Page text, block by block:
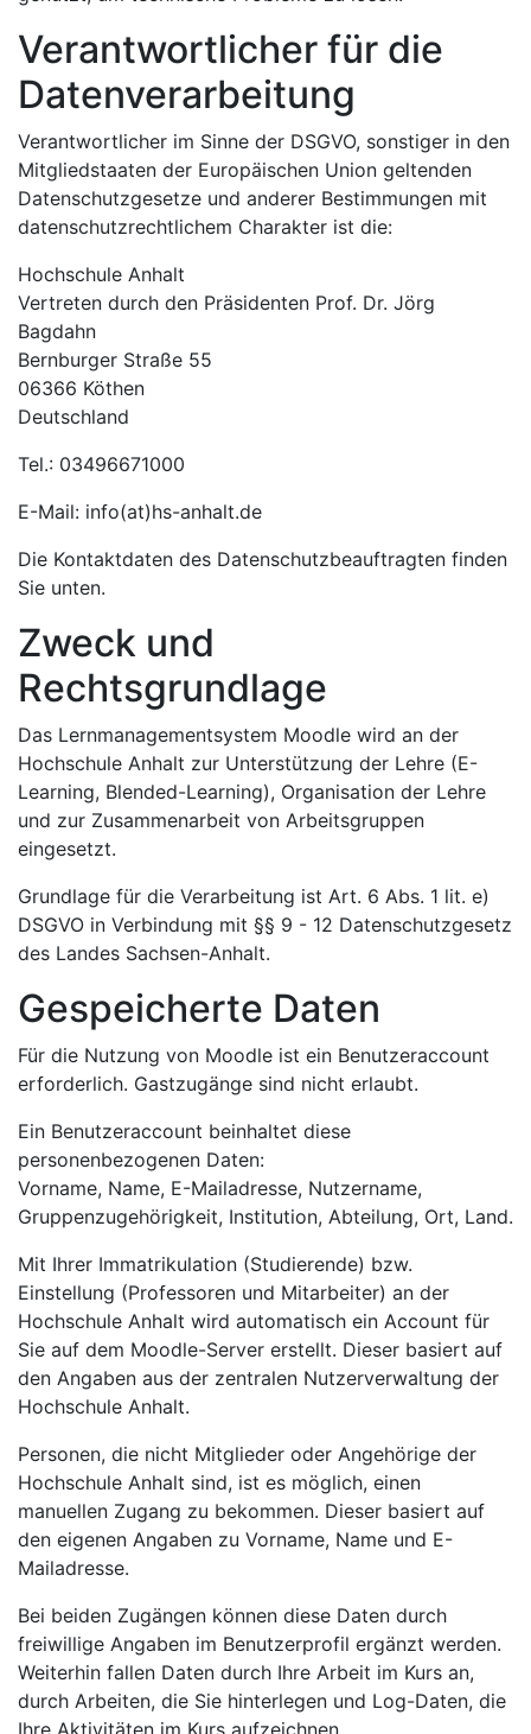
Verantwortlicher für die
Datenverarbeitung
Verantwortlicher im Sinne der DSGVO, sonstiger in den
Mitgliedstaaten der Europäischen Union geltenden
Datenschutzgesetze und anderer Bestimmungen mit
datenschutzrechtlichem Charakter ist die:
Hochschule Anhalt
Vertreten durch den Präsidenten Prof. Dr. Jörg
Bagdahn
Bernburger Straße 55
06366 Köthen
Deutschland
Tel.: 03496671000
E-Mail: info(at)hs-anhalt.de
Die Kontaktdaten des Datenschutzbeauftragten finden
Sie unten.
Zweck und
Rechtsgrundlage
Das Lernmanagementsystem Moodle wird an der
Hochschule Anhalt zur Unterstützung der Lehre (E-
Learning, Blended-Learning), Organisation der Lehre
und zur Zusammenarbeit von Arbeitsgruppen
eingesetzt.
Grundlage für die Verarbeitung ist Art. 6 Abs. 1 lit. e)
DSGVO in Verbindung mit §§ 9 - 12 Datenschutzgesetz
des Landes Sachsen-Anhalt.
Gespeicherte Daten
Für die Nutzung von Moodle ist ein Benutzeraccount
erforderlich. Gastzugänge sind nicht erlaubt.
Ein Benutzeraccount beinhaltet diese
personenbezogenen Daten:
Vorname, Name, E-Mailadresse, Nutzername,
Gruppenzugehörigkeit, Institution, Abteilung, Ort, Land.
Mit Ihrer Immatrikulation (Studierende) bzw.
Einstellung (Professoren und Mitarbeiter) an der
Hochschule Anhalt wird automatisch ein Account für
Sie auf dem Moodle-Server erstellt. Dieser basiert auf
den Angaben aus der zentralen Nutzerverwaltung der
Hochschule Anhalt.
Personen, die nicht Mitglieder oder Angehörige der
Hochschule Anhalt sind, ist es möglich, einen
manuellen Zugang zu bekommen. Dieser basiert auf
den eigenen Angaben zu Vorname, Name und E-
Mailadresse.
Bei beiden Zugängen können diese Daten durch
freiwillige Angaben im Benutzerprofil ergänzt werden.
Weiterhin fallen Daten durch Ihre Arbeit im Kurs an,
durch Arbeiten, die Sie hinterlegen und Log-Daten, die
Ihre Aktivitäten im Kurs aufzeichnen.